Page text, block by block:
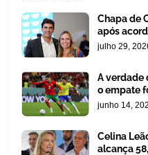
Chapa de
após
julho 29,
A verdade
o empate
junho 14,
Celina
alcança